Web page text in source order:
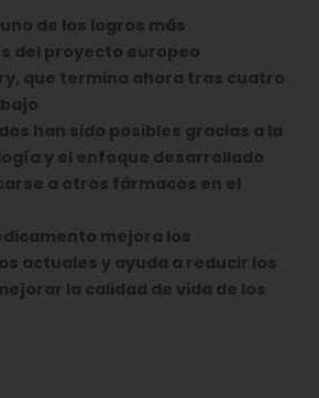
de los logros más
del proyecto europeo
que termina ahora tras cuatro
han sido posibles gracias a la
y el enfoque desarrollado
a otros fármacos en el
mejora los
actuales y ayuda a reducir los
la calidad de vida de los